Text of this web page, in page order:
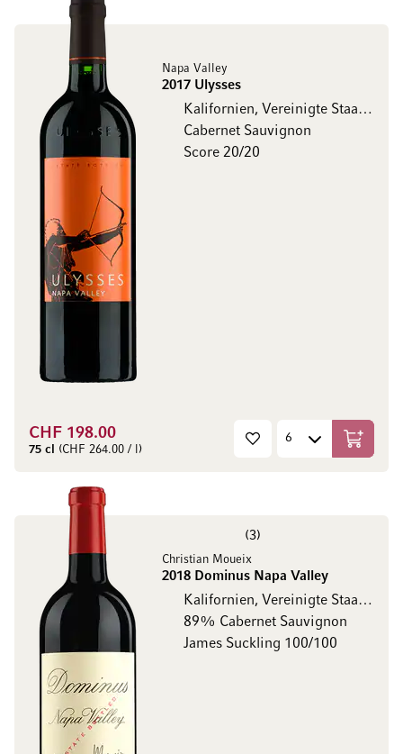
Napa Valley
2017 Ulysses
Kalifornien, Vereinigte Staaten
Cabernet Sauvignon
Score 20/20
CHF 198.00
75 cl (CHF 264.00 / l) In den
3
Christian Moueix
2018 Dominus Napa Valley
Kalifornien, Vereinigte Staaten
89% Cabernet Sauvignon
James Suckling 100/100